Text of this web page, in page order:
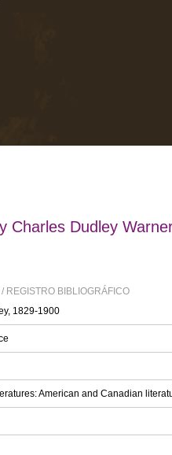
Charles Dudley
REGISTRO BIBLIOGRÁFICO
1829-1900
American and Canadian